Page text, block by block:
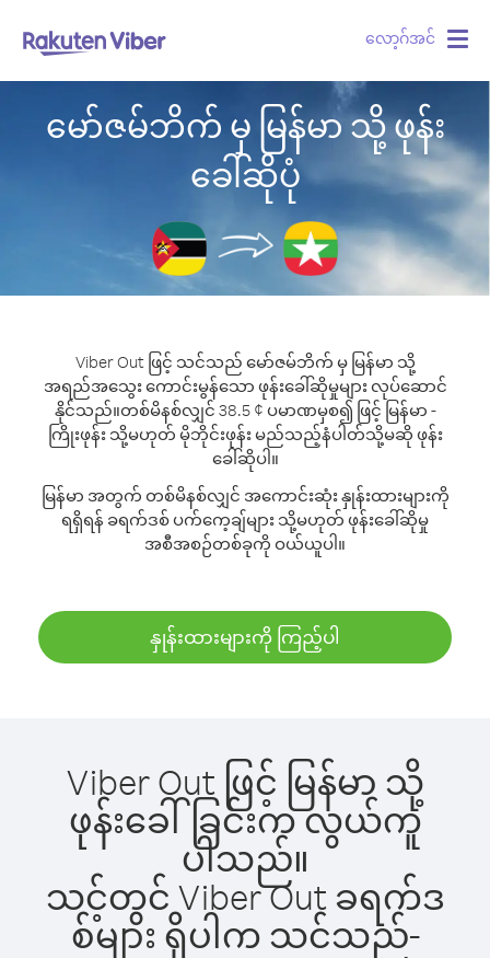
လော့ဂ်အင်
မော်ဇမ်ဘိက် မှ မြန်မာ သို့ ဖုန်း
ခေါ်ဆိုပုံ
Viber Out ဖြင့် သင်သည် မော်ဇမ်ဘိက် မှ မြန်မာ သို့
အရည်အသွေး ကောင်းမွန်သော ဖုန်းခေါ်ဆိုမှုများ လုပ်ဆောင်
နိုင်သည်။တစ်မိနစ်လျှင် 38.5 ¢ ပမာဏမှစ၍ ဖြင့် မြန်မာ -
ကြိုးဖုန်း သို့မဟုတ် မိုဘိုင်းဖုန်း မည်သည့်နံပါတ်သို့မဆို ဖုန်း
ခေါ်ဆိုပါ။
မြန်မာ အတွက် တစ်မိနစ်လျှင် အကောင်းဆုံး နှုန်းထားများကို
ရရှိရန် ခရက်ဒစ် ပက်ကေ့ချ်များ သို့မဟုတ် ဖုန်းခေါ်ဆိုမှု
အစီအစဉ်တစ်ခုကို ဝယ်ယူပါ။
နှုန်းထားများကို ကြည့်ပါ
Viber Out ဖြင့် မြန်မာ သို့
ဖုန်းခေါ်ခြင်းက လွယ်ကူ
ပါသည်။
သင့်တွင် Viber Out ခရက်ဒ
စ်များ ရှိပါက သင်သည်-